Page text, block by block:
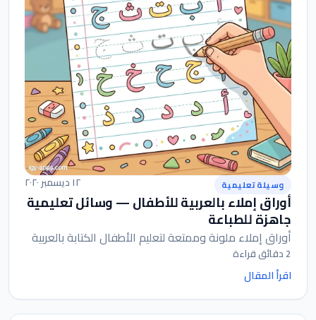
وسيلة تعليمية ١٢ ديسمبر ٢٠٢٠
أوراق إملاء بالعربية للأطفال — وسائل تعليمية
جاهزة للطباعة
أوراق إملاء ملونة وممتعة لتعليم الأطفال الكتابة بالعربية
2 دقائق قراءة
اقرأ المقال